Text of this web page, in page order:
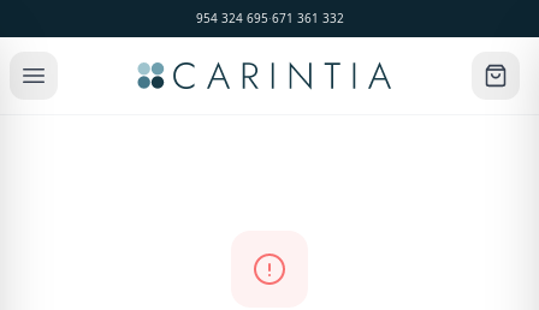
954 324 695·671 361 332